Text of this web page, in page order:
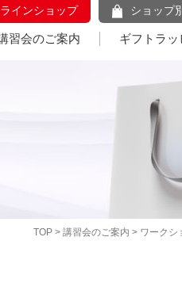
インショップ ショップ
習会のご案内 ギフトラ
TOP > 講習会のご案内 > ワークシ